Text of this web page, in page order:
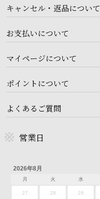
キャンセル・返品について
お支払いについて
マイページについて
ポイントについて
よくあるご質問
営業日
2026年8月
月 火 水
27 28 29